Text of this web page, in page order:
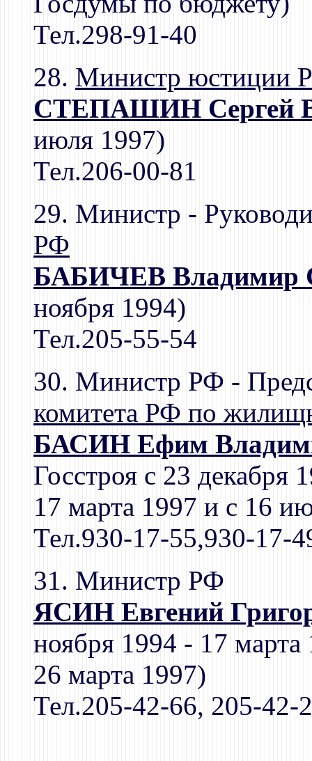
Тел.298-91-40
28. Министр юстиции
СТЕПАШИН Сергей
июля 1997)
Тел.206-00-81
29. Министр -
РФ
БАБИЧЕВ Владимир
ноября 1994)
Тел.205-55-54
30. Министр РФ -
комитета РФ по
БАСИН Ефим
Госстроя с 23 декабря
17 марта 1997 и с 16
Тел.930-17-55,930-17-
31. Министр РФ
ЯСИН Евгений
ноября 1994 - 17 марта
26 марта 1997)
Тел.205-42-66, 205-42-